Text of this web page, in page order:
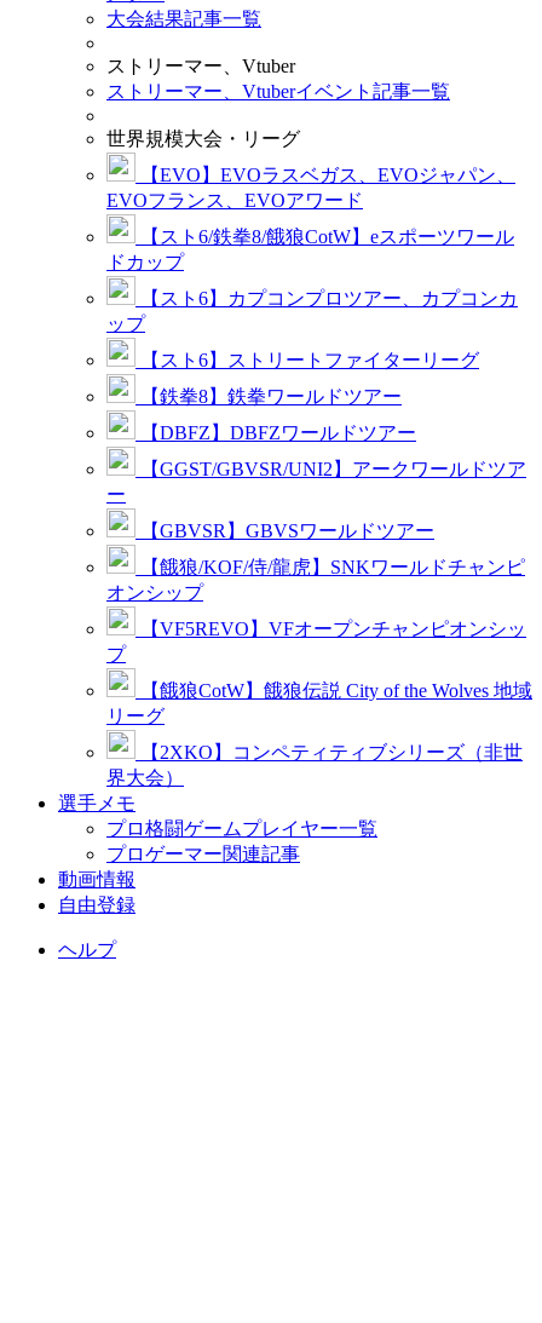
大会結果記事一覧
ストリーマー、Vtuber
ストリーマー、Vtuberイベント記事一覧
世界規模大会・リーグ
【EVO】EVOラスベガス、EVOジャパン、
EVOフランス、EVOアワード
【スト6/鉄拳8/餓狼CotW】eスポーツワール
ドカップ
【スト6】カプコンプロツアー、カプコンカ
ップ
【スト6】ストリートファイターリーグ
【鉄拳8】鉄拳ワールドツアー
【DBFZ】DBFZワールドツアー
【GGST/GBVSR/UNI2】アークワールドツア
ー
【GBVSR】GBVSワールドツアー
【餓狼/KOF/侍/龍虎】SNKワールドチャンピ
オンシップ
【VF5REVO】VFオープンチャンピオンシッ
プ
【餓狼CotW】餓狼伝説 City of the Wolves 地域
リーグ
【2XKO】コンペティティブシリーズ（非世
界大会）
選手メモ
プロ格闘ゲームプレイヤー一覧
プロゲーマー関連記事
動画情報
自由登録
ヘルプ